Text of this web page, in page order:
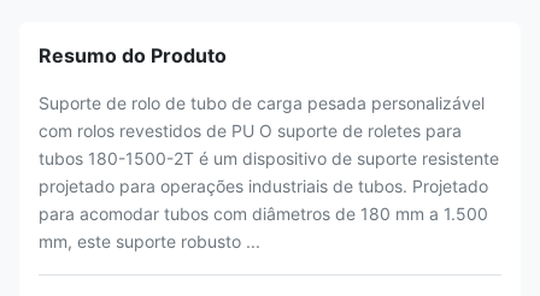
Resumo do Produto
Suporte de rolo de tubo de carga pesada personalizável
com rolos revestidos de PU O suporte de roletes para
tubos 180-1500-2T é um dispositivo de suporte resistente
projetado para operações industriais de tubos. Projetado
para acomodar tubos com diâmetros de 180 mm a 1.500
mm, este suporte robusto ...